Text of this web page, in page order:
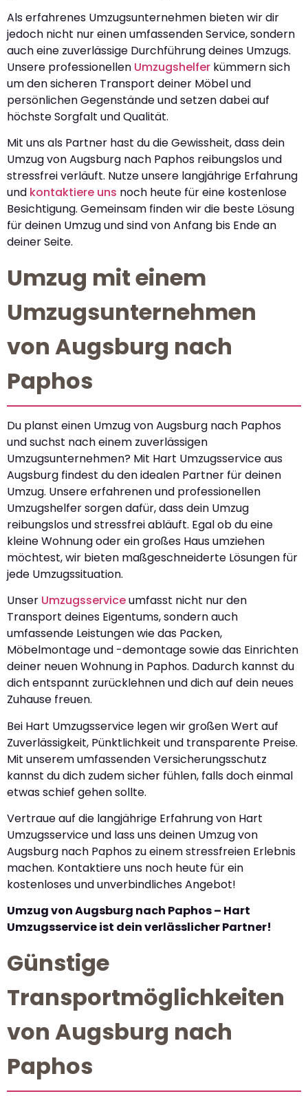
Als erfahrenes Umzugsunternehmen bieten wir dir
jedoch nicht nur einen umfassenden Service, sondern
auch eine zuverlässige Durchführung deines Umzugs.
Unsere professionellen Umzugshelfer kümmern sich
um den sicheren Transport deiner Möbel und
persönlichen Gegenstände und setzen dabei auf
höchste Sorgfalt und Qualität.
Mit uns als Partner hast du die Gewissheit, dass dein
Umzug von Augsburg nach Paphos reibungslos und
stressfrei verläuft. Nutze unsere langjährige Erfahrung
und kontaktiere uns noch heute für eine kostenlose
Besichtigung. Gemeinsam finden wir die beste Lösung
für deinen Umzug und sind von Anfang bis Ende an
deiner Seite.
Umzug mit einem
Umzugsunternehmen
von Augsburg nach
Paphos
Du planst einen Umzug von Augsburg nach Paphos
und suchst nach einem zuverlässigen
Umzugsunternehmen? Mit Hart Umzugsservice aus
Augsburg findest du den idealen Partner für deinen
Umzug. Unsere erfahrenen und professionellen
Umzugshelfer sorgen dafür, dass dein Umzug
reibungslos und stressfrei abläuft. Egal ob du eine
kleine Wohnung oder ein großes Haus umziehen
möchtest, wir bieten maßgeschneiderte Lösungen für
jede Umzugssituation.
Unser Umzugsserviceumfasst nicht nur den
Transport deines Eigentums, sondern auch
umfassende Leistungen wie das Packen,
Möbelmontage und -demontage sowie das Einrichten
deiner neuen Wohnung in Paphos. Dadurch kannst du
dich entspannt zurücklehnen und dich auf dein neues
Zuhause freuen.
Bei Hart Umzugsservice legen wir großen Wert auf
Zuverlässigkeit, Pünktlichkeit und transparente Preise.
Mit unserem umfassenden Versicherungsschutz
kannst du dich zudem sicher fühlen, falls doch einmal
etwas schief gehen sollte.
Vertraue auf die langjährige Erfahrung von Hart
Umzugsservice und lass uns deinen Umzug von
Augsburg nach Paphos zu einem stressfreien Erlebnis
machen. Kontaktiere uns noch heute für ein
kostenloses und unverbindliches Angebot!
Umzug von Augsburg nach Paphos – Hart
Umzugsservice ist dein verlässlicher Partner!
Günstige
Transportmöglichkeiten
von Augsburg nach
Paphos